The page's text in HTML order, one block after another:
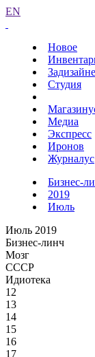
EN
Новое
Студия
Медиа
Экспресс
Иронов
Журналус
Бизнес-
2019
Июль
Июль 2019
Бизнес-линч
Мозг
СССР
Идиотека
12
13
14
15
16
17